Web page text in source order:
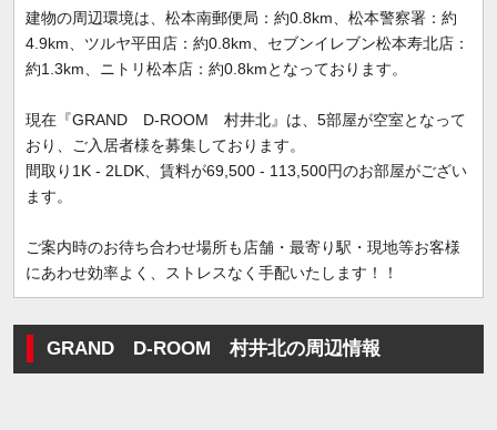
建物の周辺環境は、松本南郵便局：約0.8km、松本警察署：約
4.9km、ツルヤ平田店：約0.8km、セブンイレブン松本寿北店：
約1.3km、ニトリ松本店：約0.8kmとなっております。
現在『GRAND D-ROOM 村井北』は、5部屋が空室となって
おり、ご入居者様を募集しております。
間取り1K - 2LDK、賃料が69,500 - 113,500円のお部屋がござい
ます。
ご案内時のお待ち合わせ場所も店舗・最寄り駅・現地等お客様
にあわせ効率よく、ストレスなく手配いたします！！
GRAND D-ROOM 村井北の周辺情報